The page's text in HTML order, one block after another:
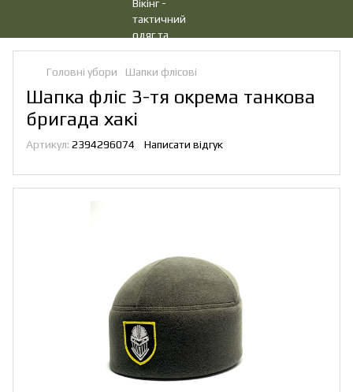
Головні убори Шапки флісові
Шапка фліс 3-тя окрема танкова
бригада хакі
Артикул: 2394296074 Написати відгук